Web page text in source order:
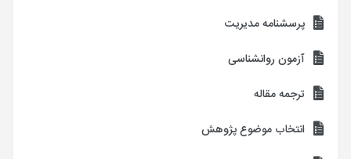
پرسشنامه مدیریت
آزمون روانشناسی
ترجمه مقاله
انتخاب موضوع پژوهش